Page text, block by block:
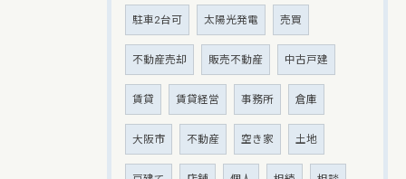
駐車2台可 太陽光発電 売買
不動産売却 販売不動産 中古戸建
賃貸 賃貸経営 事務所 倉庫
大阪市 不動産 空き家 土地